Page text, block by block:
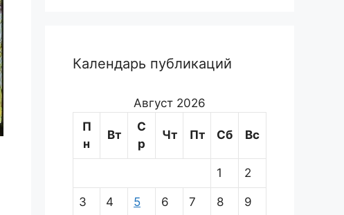
Календарь публикаций
Август 2026
П
н
Вт
С
р
Чт Пт Сб Вс
1 2
3 4 5 6 7 8 9